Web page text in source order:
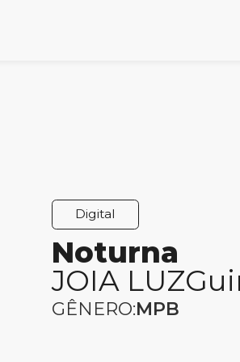
Digital
Noturna
JOIA LUZ
GÊNERO:MPB